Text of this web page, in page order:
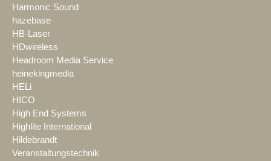
Harmonic Sound
hazebase
HB-Laser
HDwireless
Headroom Media Service
heinekingmedia
HELi
HICO
High End Systems
Highlite International
Hildebrandt
Veranstaltungstechnik